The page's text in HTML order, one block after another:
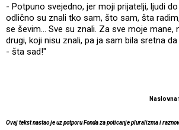
- Potpuno svejedno, jer moji prijatelji, ljudi
odlično su znali tko sam, što sam, šta
se ševim... Sve su znali. Za sve moje mane,
drugi, koji nisu znali, pa ja sam bila sretna
- šta sad!"
Naslovna
Ovaj tekst nastao je uz potporu Fonda za poticanje pluralizma i